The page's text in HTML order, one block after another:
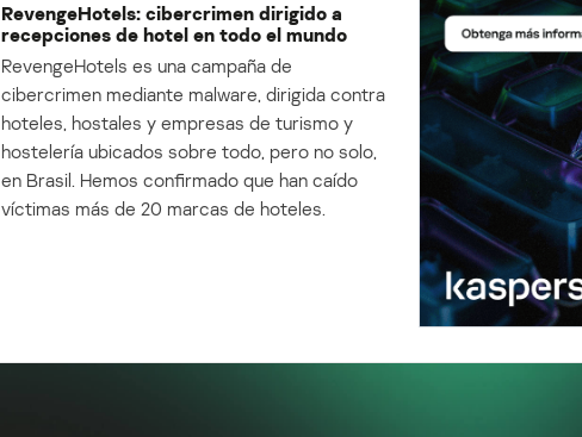
RevengeHotels: cibercrimen dirigido a
recepciones de hotel en todo el mundo
RevengeHotels es una campaña de
cibercrimen mediante malware, dirigida contra
hoteles, hostales y empresas de turismo y
hostelería ubicados sobre todo, pero no solo,
en Brasil. Hemos confirmado que han caído
víctimas más de 20 marcas de hoteles.